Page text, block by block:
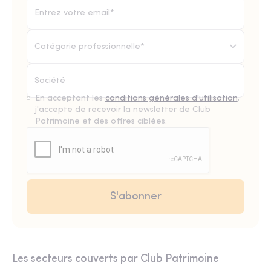
Catégorie professionnelle*
En acceptant les conditions générales d'utilisation,
j'accepte de recevoir la newsletter de Club
Patrimoine et des offres ciblées.
Les secteurs couverts par Club Patrimoine